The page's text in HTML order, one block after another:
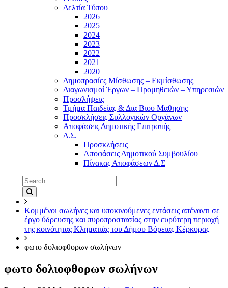
Δελτία Τύπου
2026
2025
2024
2023
2022
2021
2020
Δημοπρασίες Μίσθωσης – Εκμίσθωσης
Διαγωνισμοί Έργων – Προμηθειών – Υπηρεσιών
Προσλήψεις
Τμήμα Παιδείας & Δια Βιου Μαθησης
Προσκλήσεις Συλλογικών Οργάνων
Αποφάσεις Δημοτικής Επιτροπής
Δ.Σ.
Προσκλήσεις
Αποφάσεις Δημοτικού Συμβουλίου
Πίνακας Αποφάσεων Δ.Σ
Search
for:
Κομμένοι σωλήνες και υποκινούμενες εντάσεις απέναντι σε
έργο ύδρευσης και πυροπροστασίας στην ευρύτερη περιοχή
της κοινότητας Κληματιάς του Δήμου Βόρειας Κέρκυρας
φωτο δολιοφθορων σωλήνων
φωτο δολιοφθορων σωλήνων